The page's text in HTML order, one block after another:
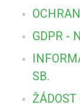
GDPR -
SB.